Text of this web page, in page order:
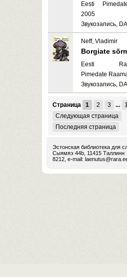
Eesti
2005
Звукозапись,
Neff, Vladimir
Borgiate
Eesti
Pimedate
Звукозапись,
Страница 1 2 3 ...
Следующая страница
Последняя страница
Эстонская библиотека для
Сыямяэ 44b, 11415 Таллинн
8212, e-mail: